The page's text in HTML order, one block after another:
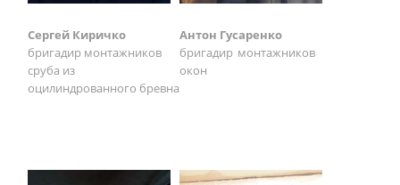
Сергей Киричко
бригадир монтажников
сруба из
оцилиндрованного бревна
Антон Гусаренко
бригадир монтажников
окон